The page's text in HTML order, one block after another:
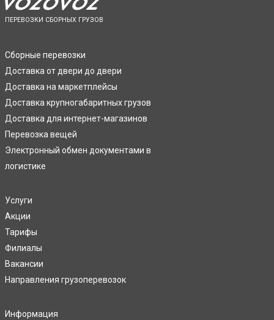
ПЕРЕВОЗКИ СБОРНЫХ ГРУЗОВ
Сборные перевозки
Доставка от двери до двери
Доставка на маркетплейсы
Доставка крупногабаритных грузов
Доставка для интернет-магазинов
Перевозка вещей
Электронный обмен документами в
логистике
Услуги
Акции
Тарифы
Филиалы
Вакансии
Направления грузоперевозок
Информация